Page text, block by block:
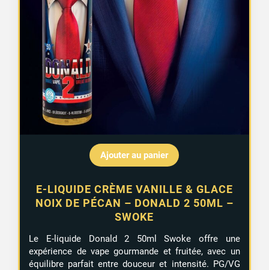
Ajouter au panier
E-LIQUIDE CRÈME VANILLE & GLACE
NOIX DE PÉCAN – DONALD 2 50ML –
SWOKE
Le E-liquide Donald 2 50ml Swoke offre une
expérience de vape gourmande et fruitée, avec un
équilibre parfait entre douceur et intensité. PG/VG